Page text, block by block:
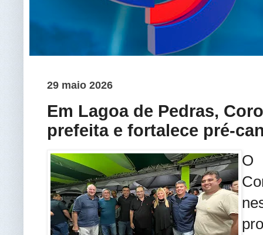
29 maio 2026
Em Lagoa de Pedras,
prefeita e fortalece pré-
O